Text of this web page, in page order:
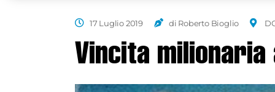
17 Luglio 2019 di Roberto Bioglio
Vincita milionaria